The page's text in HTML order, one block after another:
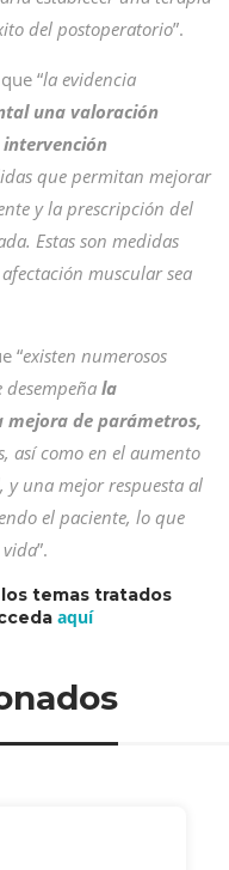
del postoperatorio”.
“la evidencia
una valoración
intervención
que permitan mejorar
y la prescripción del
Estas son medidas
muscular sea
“existen numerosos
la
de parámetros,
así como en el aumento
una mejor respuesta al
el paciente, lo que
”.
temas tratados
aquí